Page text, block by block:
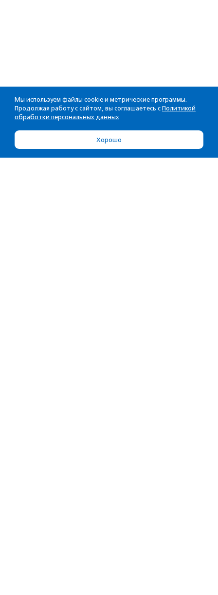
Мы используем файлы cookie и метрические программы.
Продолжая работу с сайтом, вы соглашаетесь с Политикой
обработки персональных данных
Хорошо